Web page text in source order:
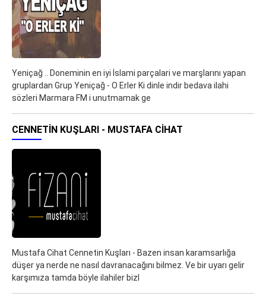
Yeniçağ .. Doneminin en iyi İslami parçalari ve marşlarını yapan
gruplardan Grup Yeniçağ - O Erler Ki dinle indir bedava ilahi
sözleri Marmara FM i unutmamak ge
CENNETIN KUŞLARI - MUSTAFA CIHAT
Mustafa Cihat Cennetin Kuşları - Bazen insan karamsarlığa
düşer ya nerde ne nasıl davranacağını bilmez. Ve bir uyarı gelir
karşımıza tamda böyle ilahiler bizl